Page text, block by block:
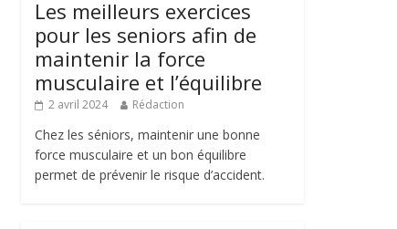
Les meilleurs exercices
pour les seniors afin de
maintenir la force
musculaire et l’équilibre
2 avril 2024 Rédaction
Chez les séniors, maintenir une bonne
force musculaire et un bon équilibre
permet de prévenir le risque d’accident.